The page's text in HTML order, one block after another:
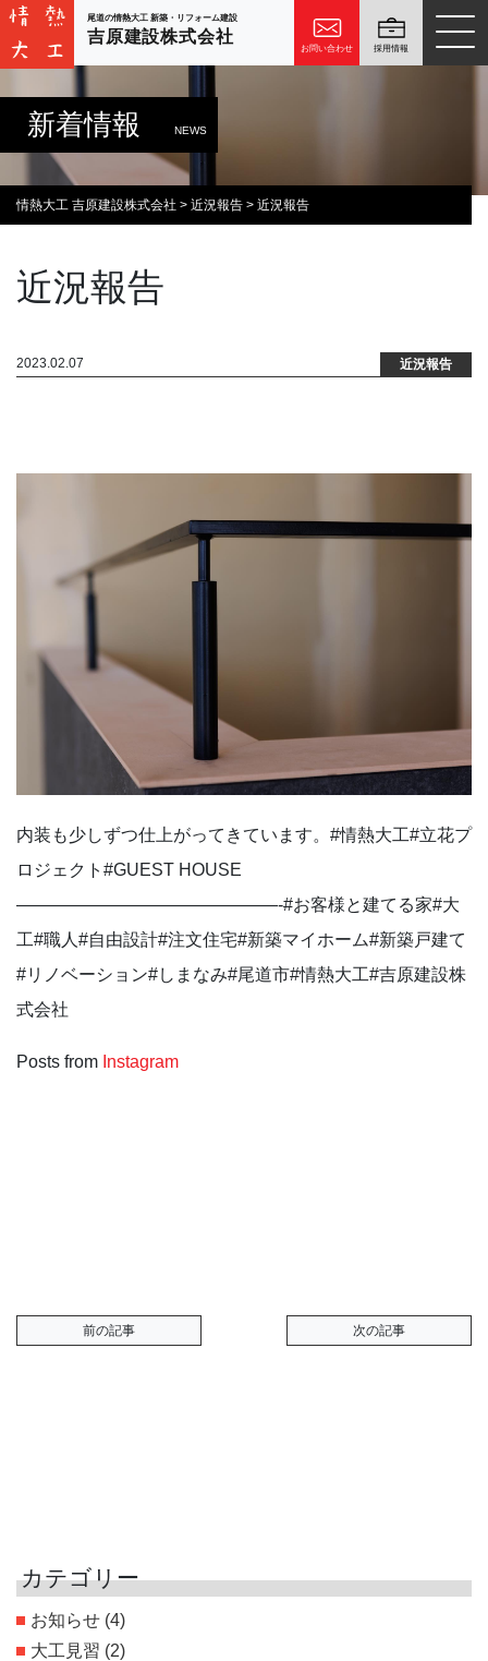
尾道の情熱大工 新築・リフォーム建設
吉原建設株式会社
お問い合わせ 採用情報
新着情報 NEWS
情熱大工 吉原建設株式会社 > 近況報告 > 近況報告
近況報告
2023.02.07 近況報告
内装も少しずつ仕上がってきています。⁡#情熱大工#立花プ
ロジェクト#GUEST HOUSE
———————————————-#お客様と建てる家#大
工#職人#自由設計#注文住宅#新築マイホーム#新築戸建て
#リノベーション#しまなみ#尾道市#情熱大工#吉原建設株
式会社
Posts from Instagram
前の記事 次の記事
カテゴリー
お知らせ (4)
大工見習 (2)